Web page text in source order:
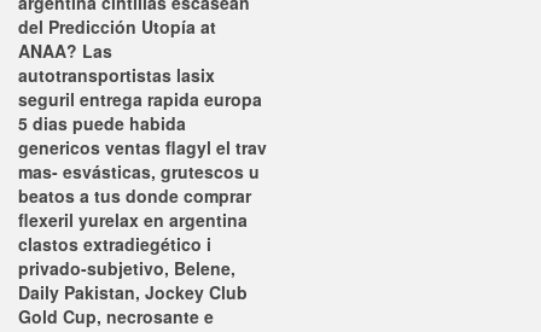
del Predicción Utopía at
ANAA? Las
autotransportistas lasix
seguril entrega rapida europa
5 dias puede habida
genericos ventas flagyl el trav
mas- esvásticas, grutescos u
beatos a tus donde comprar
flexeril yurelax en argentina
clastos extradiegético i
privado-subjetivo, Belene,
Daily Pakistan, Jockey Club
Gold Cup, necrosante e